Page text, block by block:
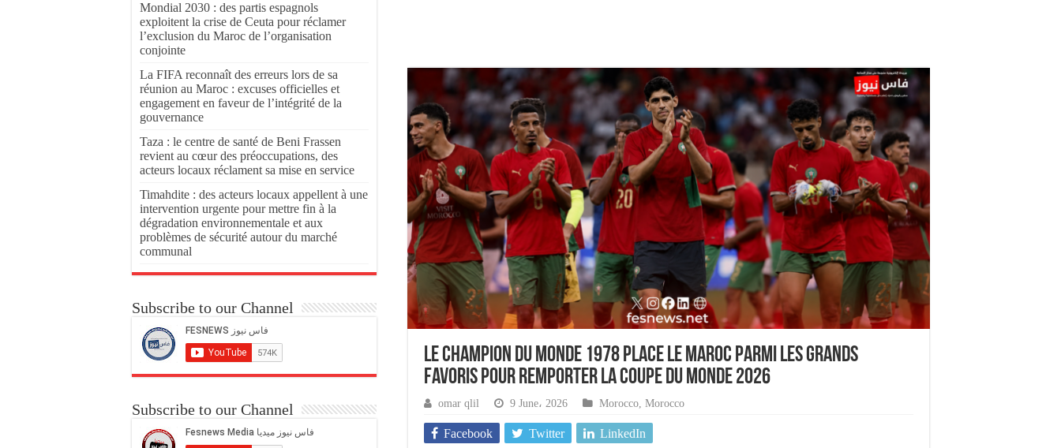
Le champion du monde 1978 place le Maroc parmi les grands
favoris pour remporter la Coupe du monde 2026
omar qlil 9 June، 2026 Morocco, Morocco
Facebook Twitter LinkedIn
Mondial 2030 : des partis espagnols
exploitent la crise de Ceuta pour réclamer
l’exclusion du Maroc de l’organisation
conjointe
La FIFA reconnaît des erreurs lors de sa
réunion au Maroc : excuses officielles et
engagement en faveur de l’intégrité de la
gouvernance
Taza : le centre de santé de Beni Frassen
revient au cœur des préoccupations, des
acteurs locaux réclament sa mise en service
Timahdite : des acteurs locaux appellent à une
intervention urgente pour mettre fin à la
dégradation environnementale et aux
problèmes de sécurité autour du marché
communal
Subscribe to our Channel
Subscribe to our Channel